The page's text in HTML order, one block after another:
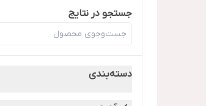
جستجو در نتایج
دسته‌بندی